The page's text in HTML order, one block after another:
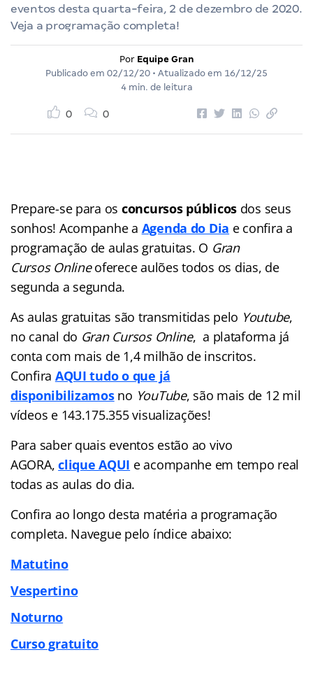
eventos desta quarta-feira, 2 de dezembro de 2020.
Veja a programação completa!
Por Equipe Gran
Publicado em 02/12/20 • Atualizado em 16/12/25
4 min. de leitura
0 0
Prepare-se para os concursos públicos dos seus
sonhos! Acompanhe a Agenda do Dia e confira a
programação de aulas gratuitas. O Gran
Cursos Onlineoferece aulões todos os dias, de
segunda a segunda.
As aulas gratuitas são transmitidas pelo Youtube,
no canal do Gran Cursos Online, a plataforma já
conta com mais de 1,4 milhão de inscritos.
Confira AQUI tudo o que já
disponibilizamosno YouTube, são mais de 12 mil
vídeos e 143.175.355 visualizações!
Para saber quais eventos estão ao vivo
AGORA,clique AQUI e acompanhe em tempo real
todas as aulas do dia.
Confira ao longo desta matéria a programação
completa. Navegue pelo índice abaixo:
Matutino
Vespertino
Noturno
Curso gratuito